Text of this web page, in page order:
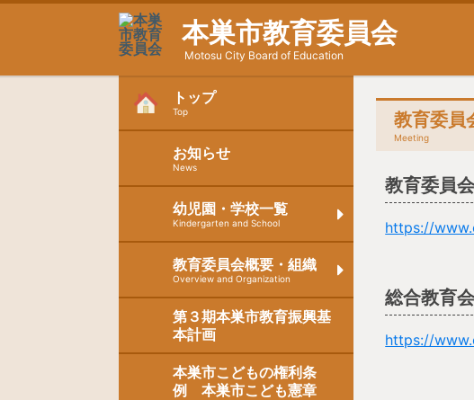
本巣市教育委員会
Motosu City Board of Education
トップ
Top
お知らせ
News
幼児園・学校一覧
Kindergarten and School
教育委員会概要・組織
Overview and Organization
第３期本巣市教育振興基
本計画
本巣市こどもの権利条
例 本巣市こども憲章
教育委員
Meeting
教育委員
https://
総合教育
https://